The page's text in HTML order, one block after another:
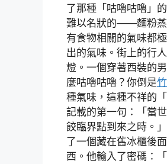
了那種「咕嚕咕嚕」
難以名狀的——麵粉蒸
有食物相關的氣味都
出的氣味。街上的行
燈。一個穿著西裝的
麼咕嚕咕嚕？你倒是
種氣味，這種不祥的
記載的第一句：「當
餃臨界點到來之時。
了一個藏在舊冰櫃後
西。他輸入了密碼：